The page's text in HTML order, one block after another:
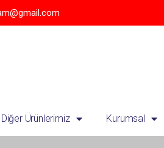
Diğer Ürünlerimiz Kurumsal